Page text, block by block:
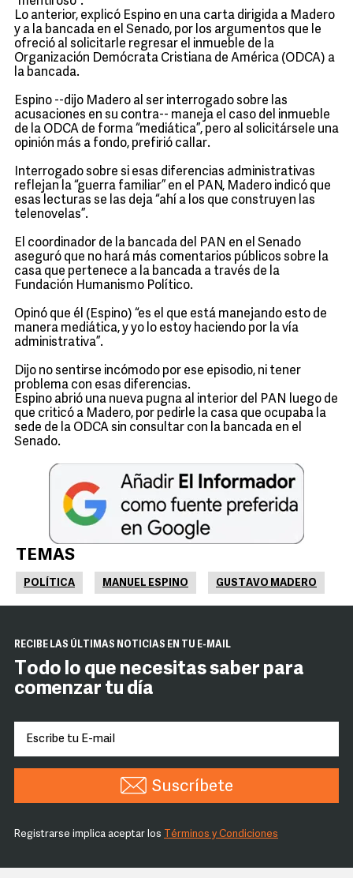
Lo anterior, explicó Espino en una carta dirigida a Madero
y a la bancada en el Senado, por los argumentos que le
ofreció al solicitarle regresar el inmueble de la
Organización Demócrata Cristiana de América (ODCA) a
la bancada.
Espino --dijo Madero al ser interrogado sobre las
acusaciones en su contra-- maneja el caso del inmueble
de la ODCA de forma “mediática”, pero al solicitársele una
opinión más a fondo, prefirió callar.
Interrogado sobre si esas diferencias administrativas
reflejan la “guerra familiar” en el PAN, Madero indicó que
esas lecturas se las deja “ahí a los que construyen las
telenovelas”.
El coordinador de la bancada del PAN en el Senado
aseguró que no hará más comentarios públicos sobre la
casa que pertenece a la bancada a través de la
Fundación Humanismo Político.
Opinó que él (Espino) “es el que está manejando esto de
manera mediática, y yo lo estoy haciendo por la vía
administrativa”.
Dijo no sentirse incómodo por ese episodio, ni tener
problema con esas diferencias.
Espino abrió una nueva pugna al interior del PAN luego de
que criticó a Madero, por pedirle la casa que ocupaba la
sede de la ODCA sin consultar con la bancada en el
Senado.
TEMAS
POLÍTICA MANUEL ESPINO GUSTAVO MADERO
RECIBE LAS ÚLTIMAS NOTICIAS EN TU E-MAIL
Todo lo que necesitas saber para
comenzar tu día
Suscríbete
Registrarse implica aceptar los Términos y Condiciones